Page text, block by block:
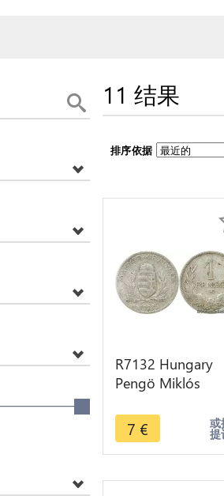
11 结果
排序依据
R7132 Hungary
Pengö Miklós
Silver -> Make
7 € 或
提